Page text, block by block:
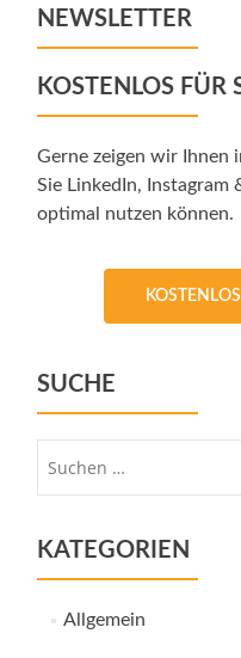
NEWSLETTER
KOSTENLOS FÜR
Gerne zeigen wir Ihnen
Sie LinkedIn, Instagram
optimal nutzen können.
SUCHE
KATEGORIEN
Allgemein